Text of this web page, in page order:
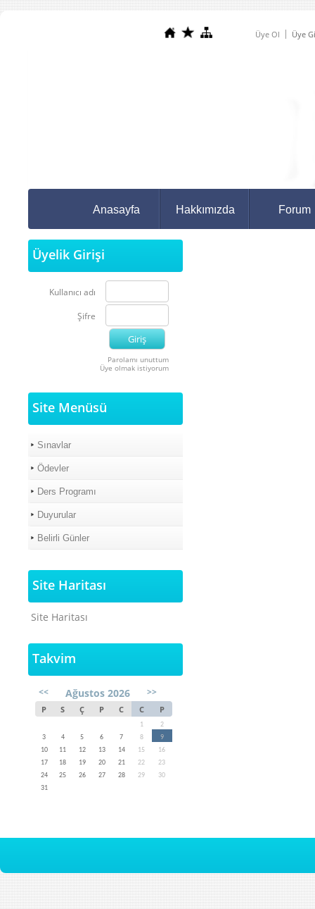
Üye Ol Üye
Anasayfa Hakkımızda Forum
Üyelik Girişi
Kullanıcı adı
Şifre
Parolamı unuttum
Üye olmak istiyorum
Site Menüsü
Sınavlar
Ödevler
Ders Programı
Duyurular
Belirli Günler
Site Haritası
Site Haritası
Takvim
<< Ağustos 2026 >>
P S Ç P C C P
1
2
3
4 5 6 7 8
9
10
11 12 13 14 15
16
17
18 19 20 21 22
23
24
25 26 27 28 29
30
31